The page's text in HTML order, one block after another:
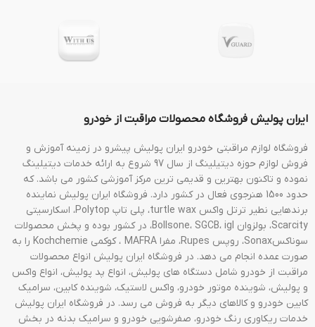
ایران پولیش فروشگاه محصولات مراقبت از خودرو
فروشگاه لوازم مراقبتی خودرو ایران پولیش پیشرو در زمینه آموزش و
فروش لوازم حوزه دیتیلینگ از سال 97 شروع به ارائه خدمات دیتیلینگ
نموده و تاکنون بهترین و قدیمی ترین مرکز آموزشی کشور می باشد. که
حدود 1500 هنرجوی فعال در کشور دارد. فروشگاه ایران پولیش نماینده
برندهایی نطیر ترتل واکس turtle wax، پلی تاپ Polytop، اسکارسیتی
Scarcity، بولزوان Bollsone، SGCB، igl، در کشور بوده و پخش محصولات
سوناکسSonax، روپس Rupes، مفرا MAFRA ، کوکمی Kochchemie را به
صورت عمده انجام می دهد. در فروشگاه ایران پولیش انواع محصولات
مراقبت از خودرو شامل دستگاه های پولیش، انواع پد پولیش، انواع واکس
و پولیش، شوینده موتور خودرو، واکس لاستیک، شوینده کابین، سرامیک
کابین خودرو و کالاهای دیگر به فروش می رسد. در فروشگاه ایران پولیش
خدمات ریکاوری رنگ خودرو، صفرشویی خودرو و سرامیک بدنه در بخش